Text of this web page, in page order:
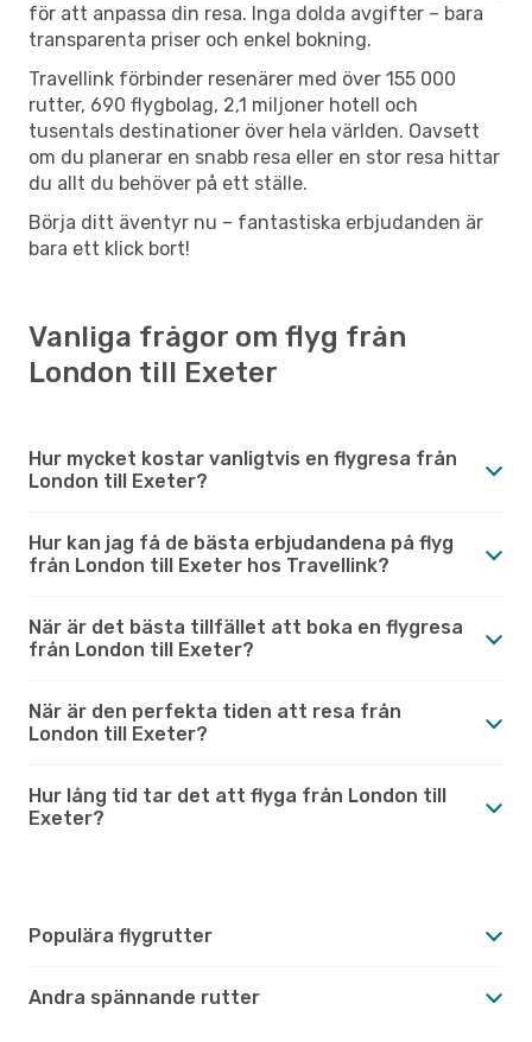
för att anpassa din resa. Inga dolda avgifter – bara
transparenta priser och enkel bokning.
Travellink förbinder resenärer med över 155 000
rutter, 690 flygbolag, 2,1 miljoner hotell och
tusentals destinationer över hela världen. Oavsett
om du planerar en snabb resa eller en stor resa hittar
du allt du behöver på ett ställe.
Börja ditt äventyr nu – fantastiska erbjudanden är
bara ett klick bort!
Vanliga frågor om flyg från
London till Exeter
Hur mycket kostar vanligtvis en flygresa från
London till Exeter?
Hur kan jag få de bästa erbjudandena på flyg
från London till Exeter hos Travellink?
När är det bästa tillfället att boka en flygresa
från London till Exeter?
När är den perfekta tiden att resa från
London till Exeter?
Hur lång tid tar det att flyga från London till
Exeter?
Populära flygrutter
Andra spännande rutter